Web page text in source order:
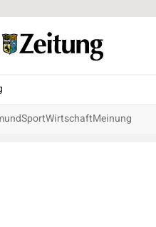
SportWirtschaftMeinung